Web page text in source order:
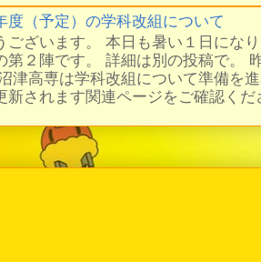
度（予定）の学科改組について
ございます。 本日も暑い１日にな
第２陣です。 詳細は別の投稿で。
津高専は学科改組について準備を
新されます関連ページをご確認く